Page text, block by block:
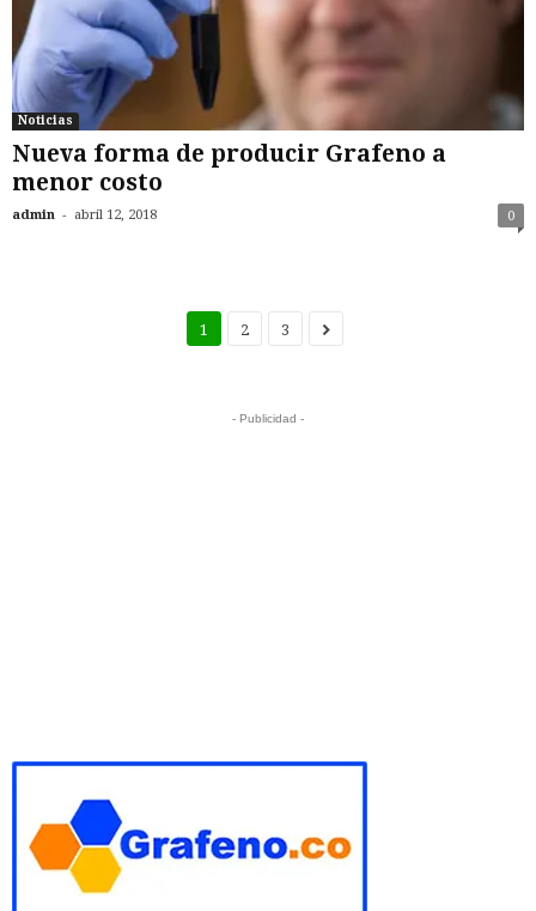
Noticias
Nueva forma de producir Grafeno a
menor costo
admin - abril 12, 2018 0
1 2 3
- Publicidad -